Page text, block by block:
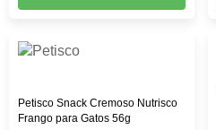
Petisco Snack Cremoso Nutrisco
Frango para Gatos 56g